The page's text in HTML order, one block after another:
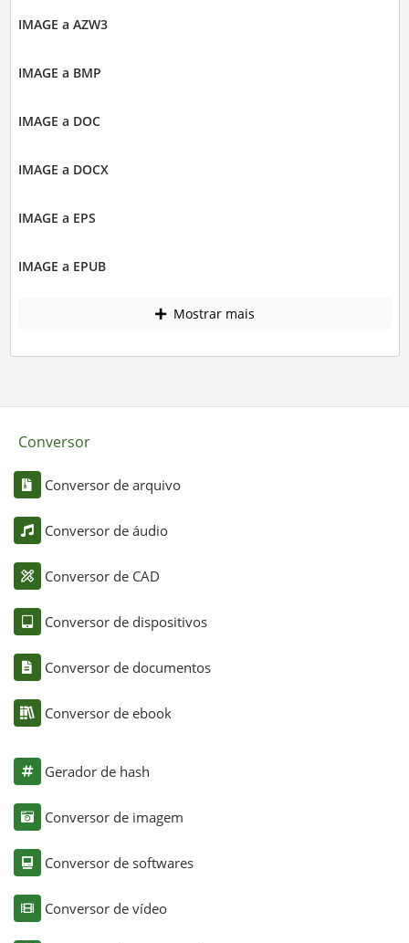
IMAGE a AZW3
IMAGE a BMP
IMAGE a DOC
IMAGE a DOCX
IMAGE a EPS
IMAGE a EPUB
Mostrar mais
Conversor
Conversor de arquivo
Conversor de áudio
Conversor de CAD
Conversor de dispositivos
Conversor de documentos
Conversor de ebook
Gerador de hash
Conversor de imagem
Conversor de softwares
Conversor de vídeo